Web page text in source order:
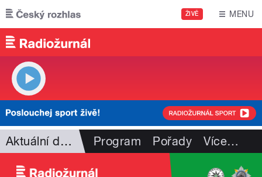
Přejít k hlavnímu obsahu
ŽIVĚ MENU
Aktuální dění Program Pořady Více…